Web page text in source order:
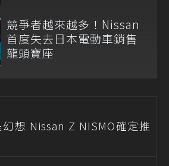
競爭者越來越多！Nissan
首度失去日本電動車銷售
龍頭寶座
想 Nissan Z NISMO確定推